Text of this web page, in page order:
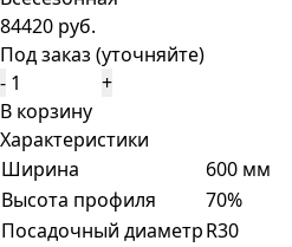
84420 руб.
Под заказ (уточняйте)
-
+
В корзину
Характеристики
Ширина
600 мм
Высота профиля
70%
Посадочный диаметрR30